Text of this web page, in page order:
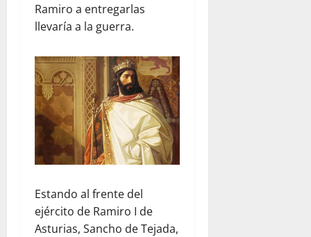
Ramiro a entregarlas
llevaría a la guerra.
Estando al frente del
ejército de Ramiro I de
Asturias, Sancho de Tejada,